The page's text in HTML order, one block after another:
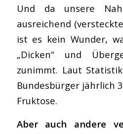
Und da unsere
ausreichend
ist es kein Wunder,
„Dicken“ und
zunimmt. Laut
Bundesbürger jährlich
Fruktose.
Aber auch andere